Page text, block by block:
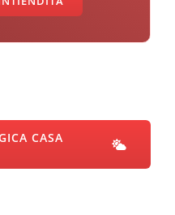
CASA